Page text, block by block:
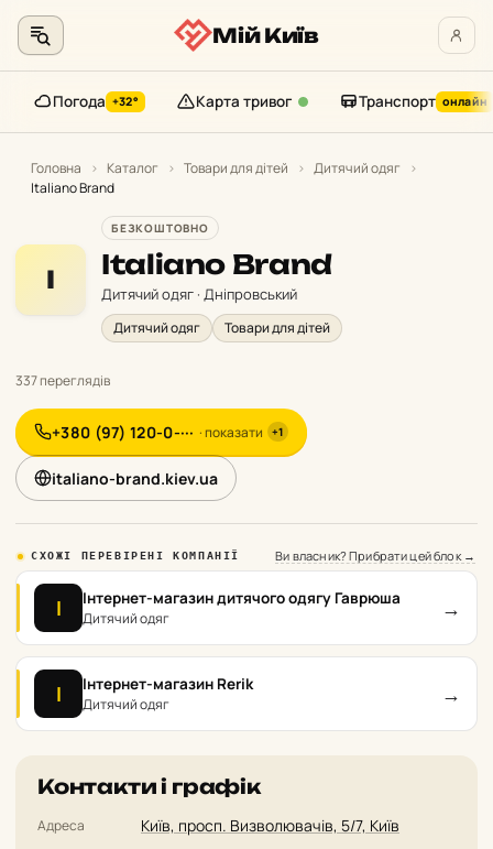
контенту
Мій Київ
Погода +32° Карта тривог Транспорт онлайн
Головна › Каталог › Товари для дітей › Дитячий одяг
›
Italiano Brand
I
БЕЗКОШТОВНО
Italiano Brand
Дитячий одяг · Дніпровський
Дитячий одяг Товари для дітей
337 переглядів
+380 (97) 120-0-··· · показати +1
italiano-brand.kiev.ua
СХОЖІ ПЕРЕВІРЕНІ КОМПАНІЇ Ви власник? Прибрати цей блок →
І Інтернет-магазин дитячого одягу Гаврюша
Дитячий одяг →
І Інтернет-магазин Rerik
Дитячий одяг →
Контакти і графік
Адреса Київ, просп. Визволювачів, 5/7, Київ